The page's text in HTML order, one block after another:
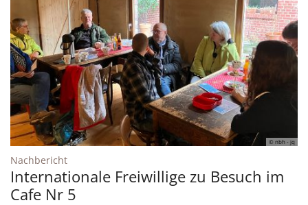
© nbh - jq
Nachbericht:
Internationale Freiwillige zu Besuch im
Cafe Nr 5